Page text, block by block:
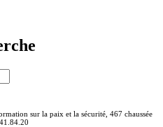
sur la paix et la sécurité, 467 chaussée